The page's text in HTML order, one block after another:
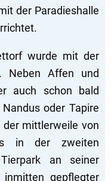
der Paradieshalle
wurde mit der
Neben Affen und
auch schon bald
oder Tapire
mittlerweile von
in der zweiten
an seiner
gepflegter